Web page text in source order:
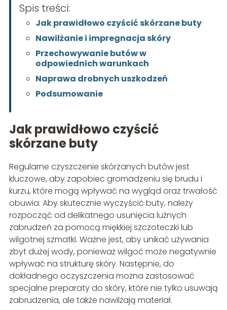
Spis treści:
Jak prawidłowo czyścić skórzane buty
Nawilżanie i impregnacja skóry
Przechowywanie butów w
odpowiednich warunkach
Naprawa drobnych uszkodzeń
Podsumowanie
Jak prawidłowo czyścić
skórzane buty
Regularne czyszczenie skórzanych butów jest
kluczowe, aby zapobiec gromadzeniu się brudu i
kurzu, które mogą wpływać na wygląd oraz trwałość
obuwia. Aby skutecznie wyczyścić buty, należy
rozpocząć od delikatnego usunięcia luźnych
zabrudzeń za pomocą miękkiej szczoteczki lub
wilgotnej szmatki. Ważne jest, aby unikać używania
zbyt dużej wody, ponieważ wilgoć może negatywnie
wpływać na strukturę skóry. Następnie, do
dokładnego oczyszczenia można zastosować
specjalne preparaty do skóry, które nie tylko usuwają
zabrudzenia, ale także nawilżają materiał.